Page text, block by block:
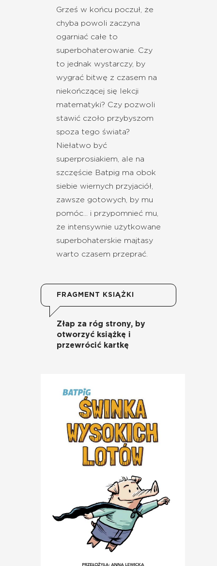
Grześ w końcu poczuł, że
chyba powoli zaczyna
ogarniać całe to
superbohaterowanie. Czy
to jednak wystarczy, by
wygrać bitwę z czasem na
niekończącej się lekcji
matematyki? Czy pozwoli
stawić czoło przybyszom
spoza tego świata?
Niełatwo być
superprosiakiem, ale na
szczęście Batpig ma obok
siebie wiernych przyjaciół,
zawsze gotowych, by mu
pomóc... i przypomnieć mu,
że intensywnie użytkowane
superbohaterskie majtasy
warto czasem przeprać.
FRAGMENT KSIĄŻKI
Złap za róg strony, by
otworzyć książkę i
przewrócić kartkę